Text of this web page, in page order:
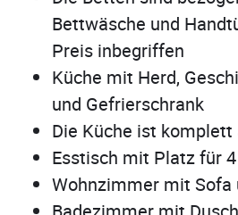
Bettwäsche und
Preis inbegriffen
Küche mit Herd,
und Gefrierschrank
Die Küche ist
Esstisch mit Platz für
Wohnzimmer mit Sofa